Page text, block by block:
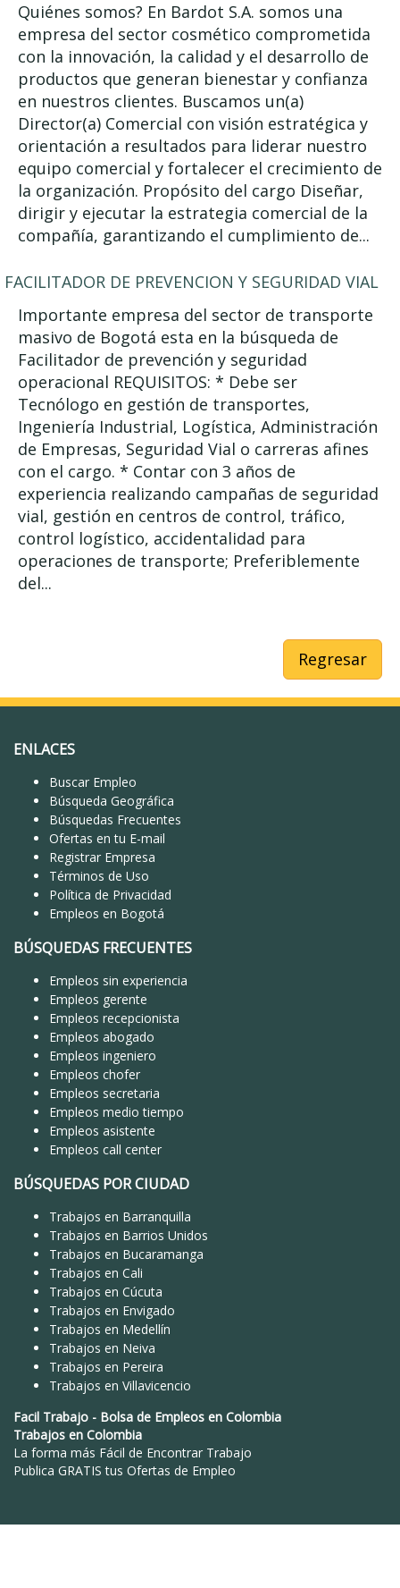
Quiénes somos? En Bardot S.A. somos una
empresa del sector cosmético comprometida
con la innovación, la calidad y el desarrollo de
productos que generan bienestar y confianza
en nuestros clientes. Buscamos un(a)
Director(a) Comercial con visión estratégica y
orientación a resultados para liderar nuestro
equipo comercial y fortalecer el crecimiento de
la organización. Propósito del cargo Diseñar,
dirigir y ejecutar la estrategia comercial de la
compañía, garantizando el cumplimiento de...
FACILITADOR DE PREVENCION Y SEGURIDAD VIAL
Importante empresa del sector de transporte
masivo de Bogotá esta en la búsqueda de
Facilitador de prevención y seguridad
operacional REQUISITOS: * Debe ser
Tecnólogo en gestión de transportes,
Ingeniería Industrial, Logística, Administración
de Empresas, Seguridad Vial o carreras afines
con el cargo. * Contar con 3 años de
experiencia realizando campañas de seguridad
vial, gestión en centros de control, tráfico,
control logístico, accidentalidad para
operaciones de transporte; Preferiblemente
del...
Regresar
ENLACES
Buscar Empleo
Búsqueda Geográfica
Búsquedas Frecuentes
Ofertas en tu E-mail
Registrar Empresa
Términos de Uso
Política de Privacidad
Empleos en Bogotá
BÚSQUEDAS FRECUENTES
Empleos sin experiencia
Empleos gerente
Empleos recepcionista
Empleos abogado
Empleos ingeniero
Empleos chofer
Empleos secretaria
Empleos medio tiempo
Empleos asistente
Empleos call center
BÚSQUEDAS POR CIUDAD
Trabajos en Barranquilla
Trabajos en Barrios Unidos
Trabajos en Bucaramanga
Trabajos en Cali
Trabajos en Cúcuta
Trabajos en Envigado
Trabajos en Medellín
Trabajos en Neiva
Trabajos en Pereira
Trabajos en Villavicencio
Facil Trabajo - Bolsa de Empleos en Colombia
Trabajos en Colombia
La forma más Fácil de Encontrar Trabajo
Publica GRATIS tus Ofertas de Empleo